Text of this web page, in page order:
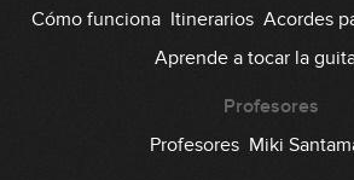
DI's y previos
Cómo funciona Itinerarios Acordes
Aprende a tocar la
Profesores
Profesores Miki